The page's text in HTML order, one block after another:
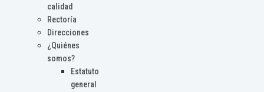
calidad
Rectoría
Direcciones
¿Quiénes
somos?
Estatuto
general